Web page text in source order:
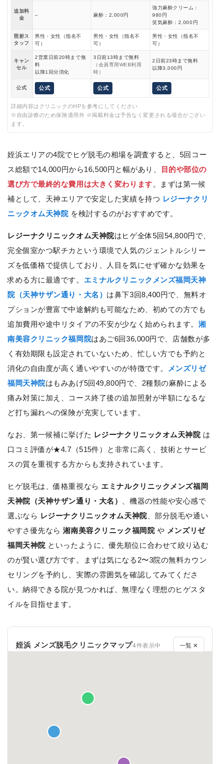
追加料
金
– 麻酔：2,000円
強力麻酔クリーム：
980円
笑気麻酔：2,000円
照射ス
タッフ
男性・女性（指名不
可）
男性・女性（指名不
可）
男性・女性（指名不
可）
キャン
セル
2営業日前20時まで無
料
以降1回分消化
3日前13時まで無料
（会員専用WEB利用
時）
2日前23時まで無料
以降3,000円
公式 公式 公式 公式
詳細内容はクリニックのHPを参考にしてください
※自由診療のため保険適用外 ※掲載料金は予告なく変更される場合がござい
ます。
姪浜エリアの4院でヒゲ脱毛の相場を調査すると、5回コー
ス総額で14,000円から16,500円と幅があり、
目的や部位の
選び方で最終的な費用は大きく変わります。まずは第一候
補として、天神エリアで安定した実績を持つ レジーナクリ
ニックオム天神院を検討するのがおすすめです。
レジーナクリニックオム天神院はヒゲ全体5回54,800円で、
完全個室かつ駅チカという環境で人気のジェントルシリー
ズを低価格で提供しており、人目を気にせず確かな効果を
求める方に最適です。 エミナルクリニックメンズ福岡天神
院（天神サザン通り・大名） は鼻下3回8,400円で、無料オ
プションが豊富で中途解約も可能なため、初めての方でも
追加費用や途中リタイアの不安が少なく始められます。 湘
南美容クリニック福岡院はあご6回36,000円で、店舗数が多
く有効期限も設定されていないため、忙しい方でも予約と
消化の自由度が高く通いやすいのが特徴です。
メンズリゼ
福岡天神院はもみあげ5回49,800円で、2種類の麻酔による
痛み対策に加え、コース終了後の追加照射が半額になるな
ど打ち漏れへの保険が充実しています。
なお、第一候補に挙げた レジーナクリニックオム天神院は
口コミ評価が★4.7（515件）と非常に高く、技術とサービ
スの質を重視する方からも支持されています。
ヒゲ脱毛は、価格重視なら エミナルクリニックメンズ福岡
天神院（天神サザン通り・大名）
、機器の性能や安心感で
選ぶなら レジーナクリニックオム天神院、部分脱毛や通い
やすさ優先なら湘南美容クリニック福岡院や メンズリゼ
福岡天神院といったように、優先順位に合わせて絞り込む
のが賢い選び方です。まずは気になる2〜3院の無料カウン
セリングを予約し、実際の雰囲気を確認してみてくださ
い。納得できる院が見つかれば、無理なく理想のヒゲスタ
イルを目指せます。
姪浜 メンズ脱毛クリニックマップ4件表示中 一覧 ✕